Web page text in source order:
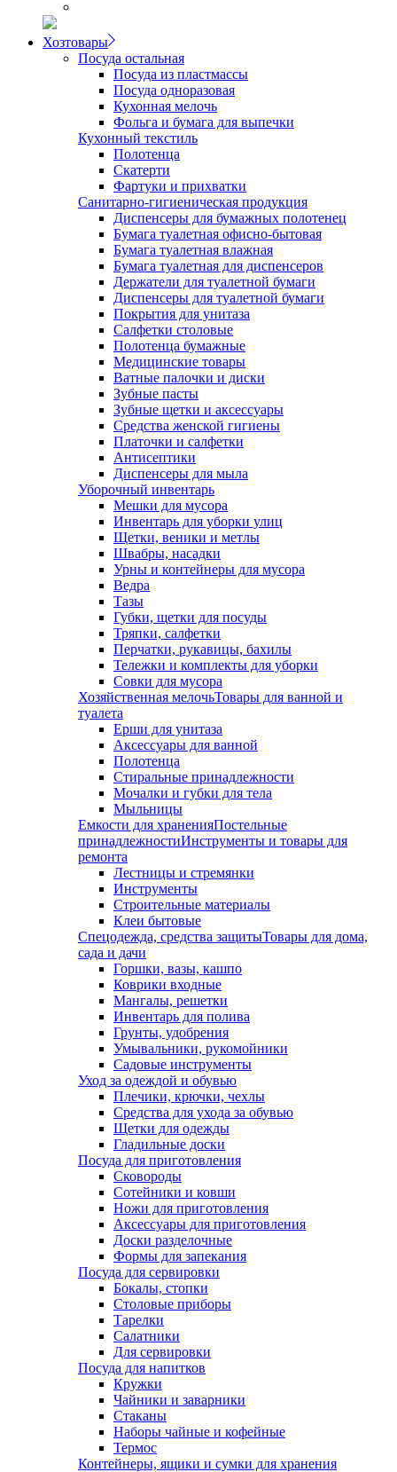
Хозтовары
Посуда остальная
Посуда из пластмассы
Посуда одноразовая
Кухонная мелочь
Фольга и бумага для выпечки
Кухонный текстиль
Полотенца
Скатерти
Фартуки и прихватки
Санитарно-гигиеническая продукция
Диспенсеры для бумажных полотенец
Бумага туалетная офисно-бытовая
Бумага туалетная влажная
Бумага туалетная для диспенсеров
Держатели для туалетной бумаги
Диспенсеры для туалетной бумаги
Покрытия для унитаза
Салфетки столовые
Полотенца бумажные
Медицинские товары
Ватные палочки и диски
Зубные пасты
Зубные щетки и аксессуары
Средства женской гигиены
Платочки и салфетки
Антисептики
Диспенсеры для мыла
Уборочный инвентарь
Мешки для мусора
Инвентарь для уборки улиц
Щетки, веники и метлы
Швабры, насадки
Урны и контейнеры для мусора
Ведра
Тазы
Губки, щетки для посуды
Тряпки, салфетки
Перчатки, рукавицы, бахилы
Тележки и комплекты для уборки
Совки для мусора
Хозяйственная мелочьТовары для ванной и
туалета
Ерши для унитаза
Аксессуары для ванной
Полотенца
Стиральные принадлежности
Мочалки и губки для тела
Мыльницы
Емкости для храненияПостельные
принадлежностиИнструменты и товары для
ремонта
Лестницы и стремянки
Инструменты
Строительные материалы
Клеи бытовые
Спецодежда, средства защитыТовары для дома,
сада и дачи
Горшки, вазы, кашпо
Коврики входные
Мангалы, решетки
Инвентарь для полива
Грунты, удобрения
Умывальники, рукомойники
Садовые инструменты
Уход за одеждой и обувью
Плечики, крючки, чехлы
Средства для ухода за обувью
Щетки для одежды
Гладильные доски
Посуда для приготовления
Сковороды
Сотейники и ковши
Ножи для приготовления
Аксессуары для приготовления
Доски разделочные
Формы для запекания
Посуда для сервировки
Бокалы, стопки
Столовые приборы
Тарелки
Салатники
Для сервировки
Посуда для напитков
Кружки
Чайники и заварники
Стаканы
Наборы чайные и кофейные
Термос
Контейнеры, ящики и сумки для хранения